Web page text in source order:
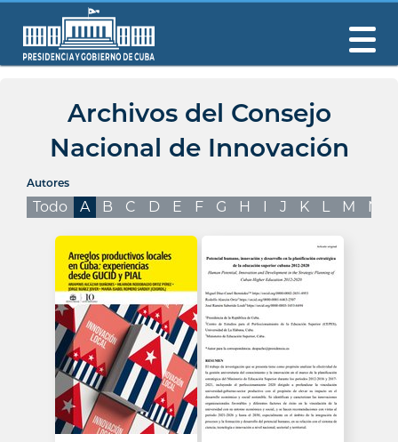
Archivos del Consejo
Nacional de Innovación
Autores
Todo A B C D E F G H I J K L M N